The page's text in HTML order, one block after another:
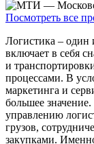
Посмотреть все
Логистика – один
включает в себя
и
процессами. В
маркетинга и
большее значение.
управлению
грузов,
закупками.